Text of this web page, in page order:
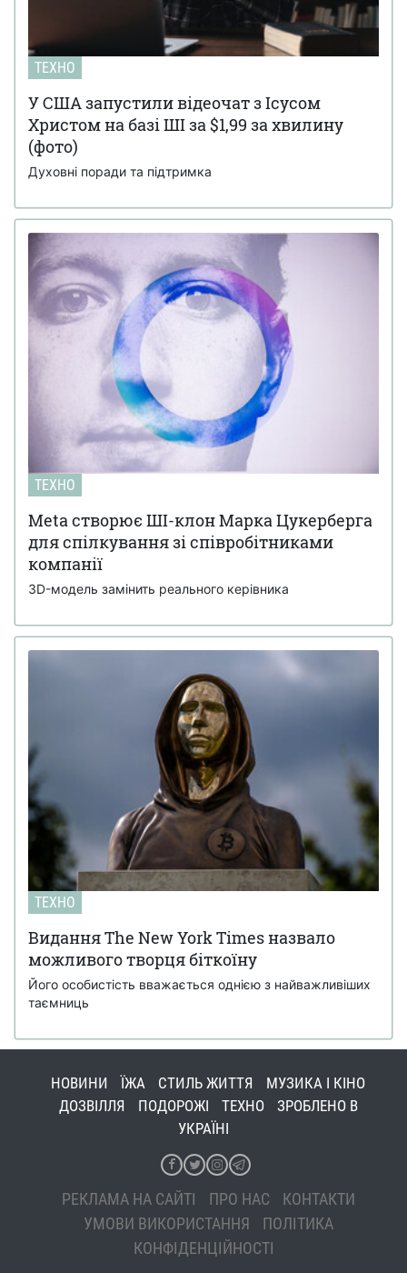
ТЕХНО
У США запустили відеочат з Ісусом
Христом на базі ШІ за $1,99 за хвилину
(фото)
Духовні поради та підтримка
ТЕХНО
Meta створює ШІ-клон Марка Цукерберга
для спілкування зі співробітниками
компанії
3D-модель замінить реального керівника
ТЕХНО
Видання The New York Times назвало
можливого творця біткоїну
Його особистість вважається однією з найважливіших
таємниць
НОВИНИ ЇЖА СТИЛЬ ЖИТТЯ
МУЗИКА І КІНО
ДОЗВІЛЛЯ
ПОДОРОЖІ ТЕХНО
ЗРОБЛЕНО В
УКРАЇНІ
РЕКЛАМА НА САЙТІ ПРО НАС
КОНТАКТИ
УМОВИ ВИКОРИСТАННЯ
ПОЛІТИКА
КОНФІДЕНЦІЙНОСТІ